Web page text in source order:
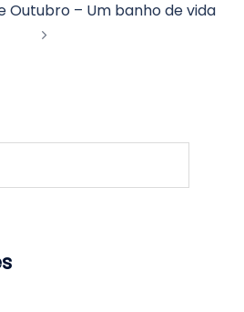
Outubro – Um banho de vida